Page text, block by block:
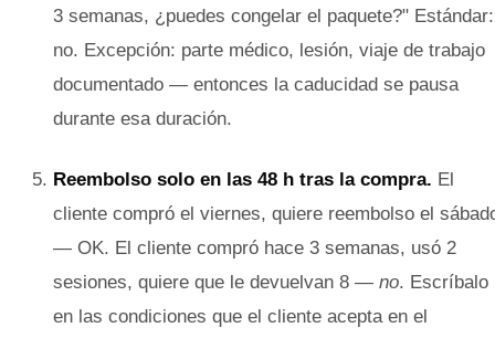
3 semanas, ¿puedes congelar el paquete?" Estándar:
no. Excepción: parte médico, lesión, viaje de trabajo
documentado — entonces la caducidad se pausa
durante esa duración.
Reembolso solo en las 48 h tras la compra. El
cliente compró el viernes, quiere reembolso el
— OK. El cliente compró hace 3 semanas, usó 2
sesiones, quiere que le devuelvan 8 — no. Escríbalo
en las condiciones que el cliente acepta en el